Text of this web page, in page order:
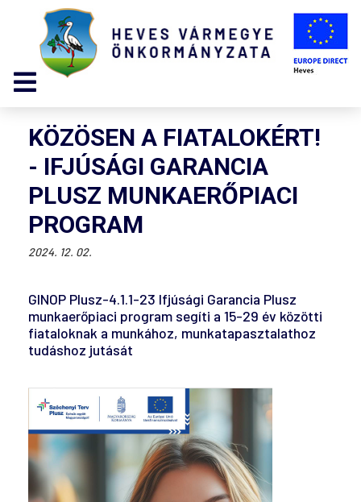
KÖZÖSEN A FIATALOKÉRT!
- IFJÚSÁGI GARANCIA
PLUSZ MUNKAERŐPIACI
PROGRAM
2024. 12. 02.
GINOP Plusz-4.1.1-23 Ifjúsági Garancia Plusz
munkaerőpiaci program segíti a 15-29 év közötti
fiataloknak a munkához, munkatapasztalathoz
tudáshoz jutását